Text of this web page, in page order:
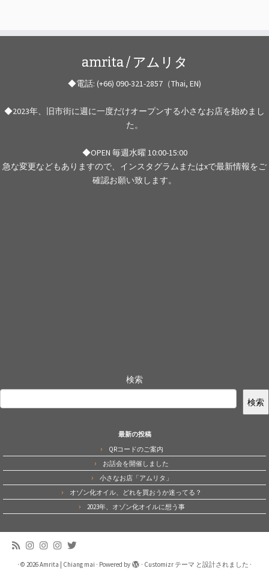
amrita / アムリタ
◆電話: (+66) 090-321-2857（Thai, EN)
◆2023年、旧市街に週に一度だけオープンする小さなお店を始めまし
た。
◆OPEN 毎週水曜 10:00-15:00
急な変更などもありますので、インスタグラムまたはxで最新情報をご
確認お願い致します。
検索
検索
最新の投稿
QRコードのご案内
お話会を開催しました
小さなお店「アムリタ」
オゾン化オイル、どれを買おうか迷ってる？
2023年、オゾン化オイルに想う事
· © 2026Amrita | Chiang mai · Powered by · Customizr テーマ と設計されました ·